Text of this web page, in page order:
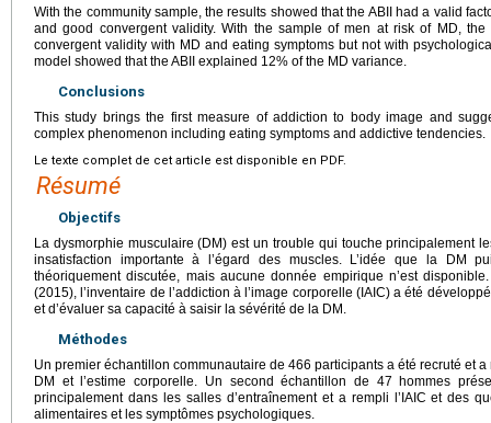
With the community sample, the results showed that the ABII had a valid
and good convergent validity. With the sample of men at risk of MD,
convergent validity with MD and eating symptoms but not with
model showed that the ABII explained 12% of the MD variance.
Conclusions
This study brings the first measure of addiction to body image and
complex phenomenon including eating symptoms and addictive tendencies.
Le texte complet de cet article est disponible en PDF.
Résumé
Objectifs
La dysmorphie musculaire (DM) est un trouble qui touche principalement
insatisfaction importante à l’égard des muscles. L’idée que la DM
théoriquement discutée, mais aucune donnée empirique n’est
(2015), l’inventaire de l’addiction à l’image corporelle (IAIC) a été
et d’évaluer sa capacité à saisir la sévérité de la DM.
Méthodes
Un premier échantillon communautaire de 466 participants a été recruté et
DM et l’estime corporelle. Un second échantillon de 47 hommes
principalement dans les salles d’entraînement et a rempli l’IAIC et des
alimentaires et les symptômes psychologiques.